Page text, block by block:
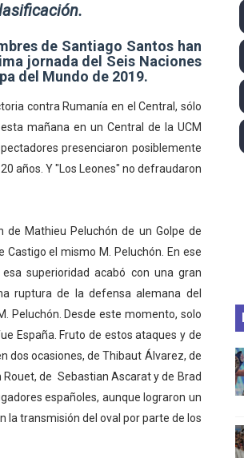
Talons son bicampeonas de la AUSL
Estados Unidos) - Miquel Travé
entra en el selecto grupo de los
en Hungría su primera victoria
(París, Francia) - Wellbrock y
de Santiago Santos han
jornada del Seis Naciones
del Mundo de 2019.
contra Rumanía en el Central, sólo
mañana en un Central de la UCM
presenciaron posiblemente
años. Y "Los Leones" no defraudaron
de Mathieu Peluchón de un Golpe de
el mismo M. Peluchón. En ese
superioridad acabó con una gran
ruptura de la defensa alemana del
Peluchón. Desde este momento, solo
España. Fruto de estos ataques y de
dos ocasiones, de Thibaut Álvarez, de
Rouet, de Sebastian Ascarat y de Brad
españoles, aunque lograron un
la transmisión del oval por parte de los